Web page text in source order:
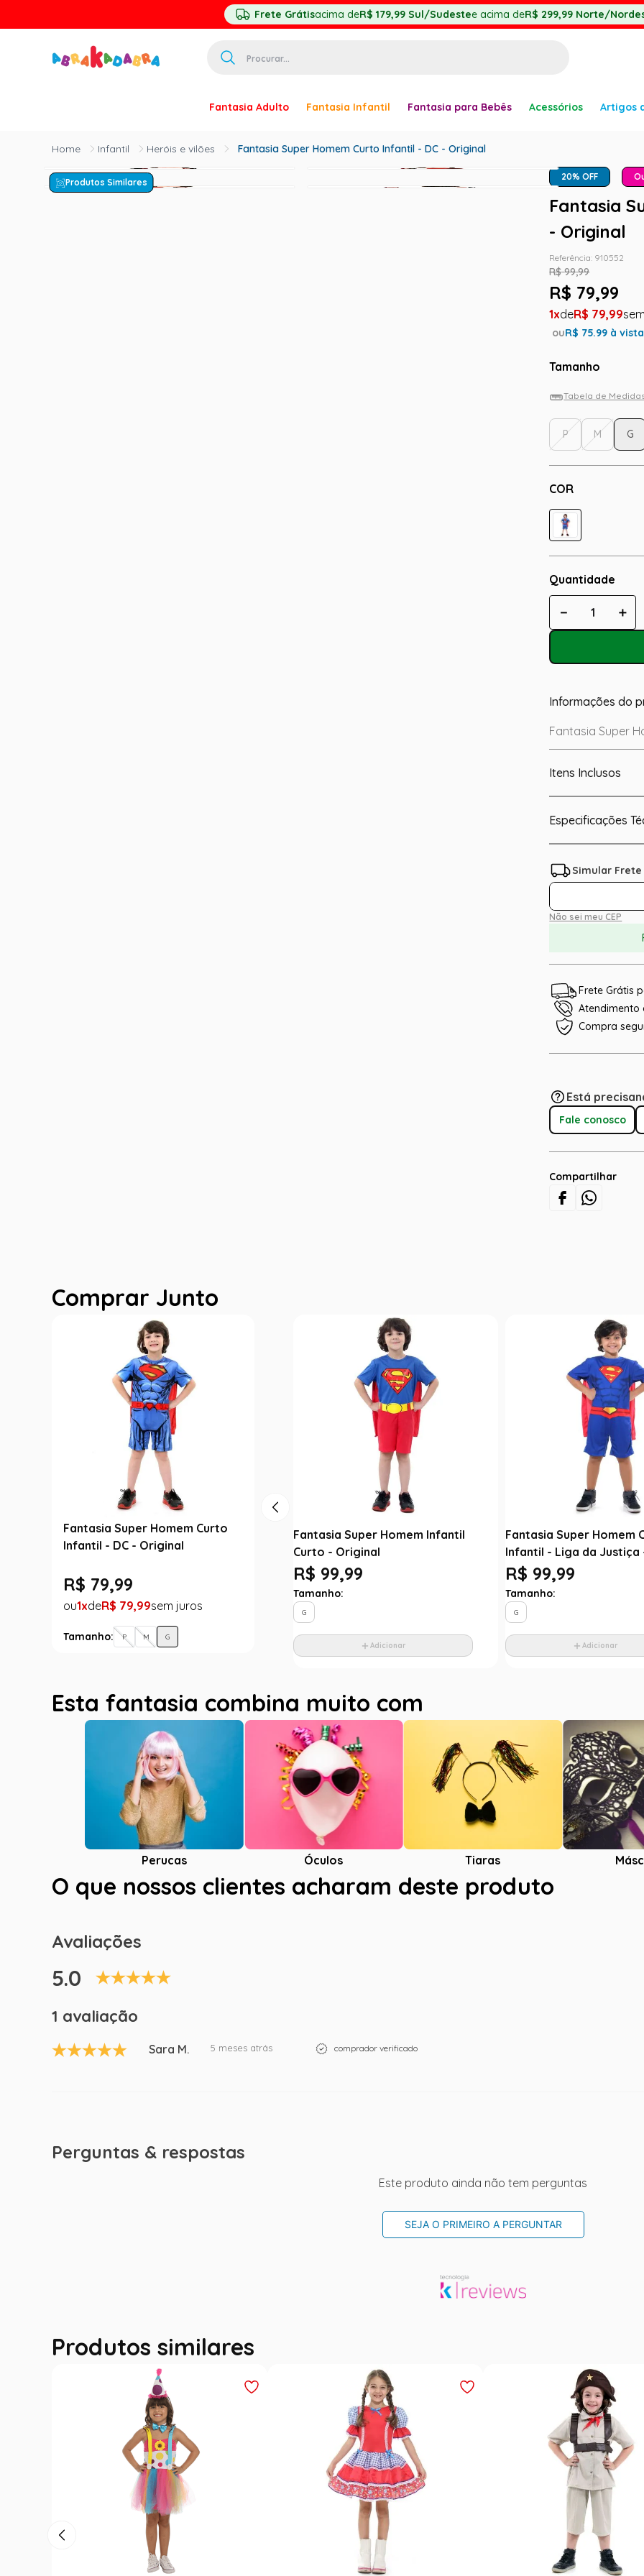
Frete Grátisacima deR$ 179,99 Sul/Sudestee acima deR$ 299,99 Norte/
Fantasia Adulto Fantasia Infantil Fantasia para Bebês Acessórios Artigos
Infantil Heróis e vilões Fantasia Super Homem Curto Infantil - DC - Original
Produtos Similares
20% OFF
Fantasia
- Original
Referência: 910552
R$ 99,99
R$ 79,99
1 R$ 79,99
ouR$ 75.99 à vista
Tamanho
Tabela de
COR
P M G
Quantidade
＋
－
Informações do
Fantasia Super
Itens Inclusos
Especificações
Não sei meu CEP
Frete Grátis
Atendimento
Compra
Está
Fale conosco
Compartilhar
Comprar Junto
Fantasia Super Homem Curto
Infantil - DC - Original
R$ 79,99
1 R$ 79,99
Tamanho: P M G
Fantasia Super Homem Infantil
Curto - Original
R$ 99,99
Tamanho:
G
Adicionar
Fantasia Super Homem
Infantil - Liga da Justiça
R$ 99,99
Tamanho:
G
Adicionar
Esta fantasia combina muito com
Perucas Óculos Tiaras
O que nossos clientes acharam deste produto
Avaliações
5.0
1 avaliação
Sara M. 5 meses atrás comprador verificado
Perguntas & respostas
Este produto ainda não tem perguntas
SEJA O PRIMEIRO A PERGUNTAR
Produtos similares
Fantasia Festa Junina Adulto
Jardineira Xadrez Caipira Azul
Roupa Festa Junina Bebê Menina
Fantasia Rosa Floral com Renda
Saia Infantil Festa Junina
Xadrez Preto com Girassol
2
princesa